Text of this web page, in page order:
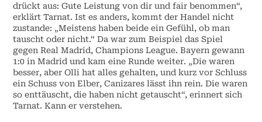
drückt aus: Gute Leistung von dir und fair benommen“,
erklärt Tarnat. Ist es anders, kommt der Handel nicht
zustande: „Meistens haben beide ein Gefühl, ob man
tauscht oder nicht.“ Da war zum Beispiel das Spiel
gegen Real Madrid, Champions League. Bayern gewann
1:0 in Madrid und kam eine Runde weiter. „Die waren
besser, aber Olli hat alles gehalten, und kurz vor Schluss
ein Schuss von Elber, Canizares lässt ihn rein. Die waren
so enttäuscht, die haben nicht getauscht“, erinnert sich
Tarnat. Kann er verstehen.